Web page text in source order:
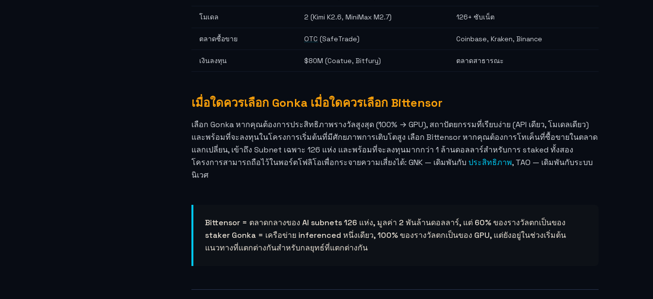
โมเดล 2 (Kimi K2.6, MiniMax M2.7) 126+ ซับเน็ต
ตลาดซื้อขาย OTC (SafeTrade) Coinbase, Kraken, Binance
เงินลงทุน $80M (Coatue, Bitfury) ตลาดสาธารณะ
เมื่อใดควรเลือก Gonka เมื่อใดควรเลือก Bittensor
เลือก Gonka หากคุณต้องการประสิทธิภาพรางวัลสูงสุด (100% → GPU), สถาปัตยกรรมที่เรียบง่าย (API เดียว, โมเดลเดียว)
และพร้อมที่จะลงทุนในโครงการเริ่มต้นที่มีศักยภาพการเติบโตสูง เลือก Bittensor หากคุณต้องการโทเค็นที่ซื้อขายในตลาด
แลกเปลี่ยน, เข้าถึง Subnet เฉพาะ 126 แห่ง และพร้อมที่จะลงทุนมากกว่า 1 ล้านดอลลาร์สำหรับการ staked ทั้งสอง
โครงการสามารถถือไว้ในพอร์ตโฟลิโอเพื่อกระจายความเสี่ยงได้: GNK — เดิมพันกับ ประสิทธิภาพ, TAO — เดิมพันกับระบบ
นิเวศ
Bittensor = ตลาดกลางของ AI subnets 126 แห่ง, มูลค่า 2 พันล้านดอลลาร์, แต่ 60% ของรางวัลตกเป็นของ
staker Gonka = เครือข่าย inferenced หนึ่งเดียว, 100% ของรางวัลตกเป็นของ GPU, แต่ยังอยู่ในช่วงเริ่มต้น
แนวทางที่แตกต่างกันสำหรับกลยุทธ์ที่แตกต่างกัน